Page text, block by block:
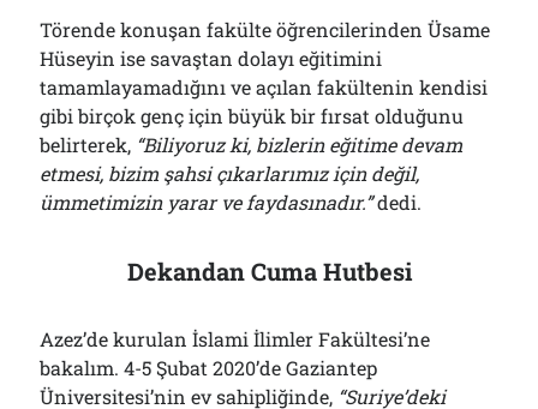
Törende konuşan fakülte öğrencilerinden Üsame
Hüseyin ise savaştan dolayı eğitimini
tamamlayamadığını ve açılan fakültenin kendisi
gibi birçok genç için büyük bir fırsat olduğunu
belirterek, “Biliyoruz ki, bizlerin eğitime devam
etmesi, bizim şahsi çıkarlarımız için değil,
ümmetimizin yarar ve faydasınadır.”dedi.
Dekandan Cuma Hutbesi
Azez’de kurulan İslami İlimler Fakültesi’ne
bakalım. 4-5 Şubat 2020’de Gaziantep
Üniversitesi’nin ev sahipliğinde, “Suriye’deki